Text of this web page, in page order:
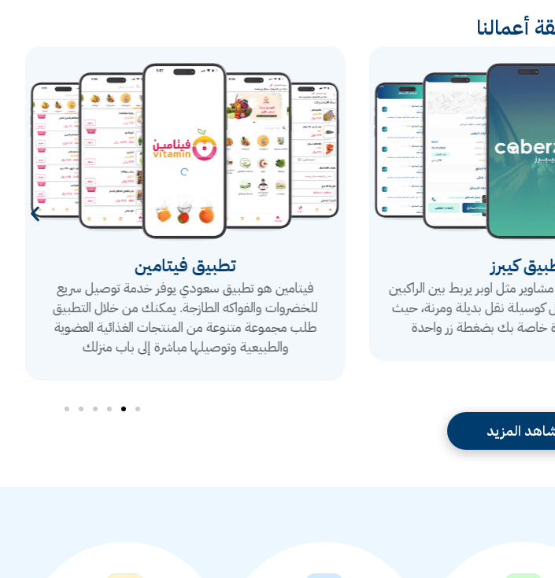
أعمالنا
كيبرز
مثل اوبر يربط بين الراكبين
كوسيلة نقل بديلة ومرنة، حيث
خاصة بك بضغطة زر واحدة
تطبيق فيتامين
فيتامين هو تطبيق سعودي يوفر خدمة توصيل سريع
للخضروات والفواكه الطازجة. يمكنك من خلال التطبيق
طلب مجموعة متنوعة من المنتجات الغذائية العضوية
والطبيعية وتوصيلها مباشرة إلى باب منزلك
المزيد